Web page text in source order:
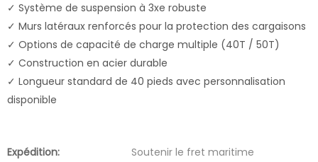
✓ Système de suspension à 3xe robuste
✓ Murs latéraux renforcés pour la protection des cargaisons
✓ Options de capacité de charge multiple (40T / 50T)
✓ Construction en acier durable
✓ Longueur standard de 40 pieds avec personnalisation
disponible
Expédition:
Soutenir le fret maritime